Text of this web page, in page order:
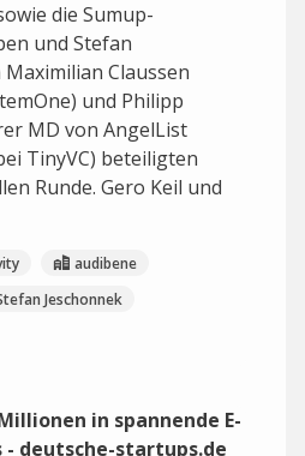
die Sumup-
und Stefan
Maximilian Claussen
und Philipp
MD von AngelList
TinyVC) beteiligten
Runde. Gero Keil und
audibene
Jeschonnek